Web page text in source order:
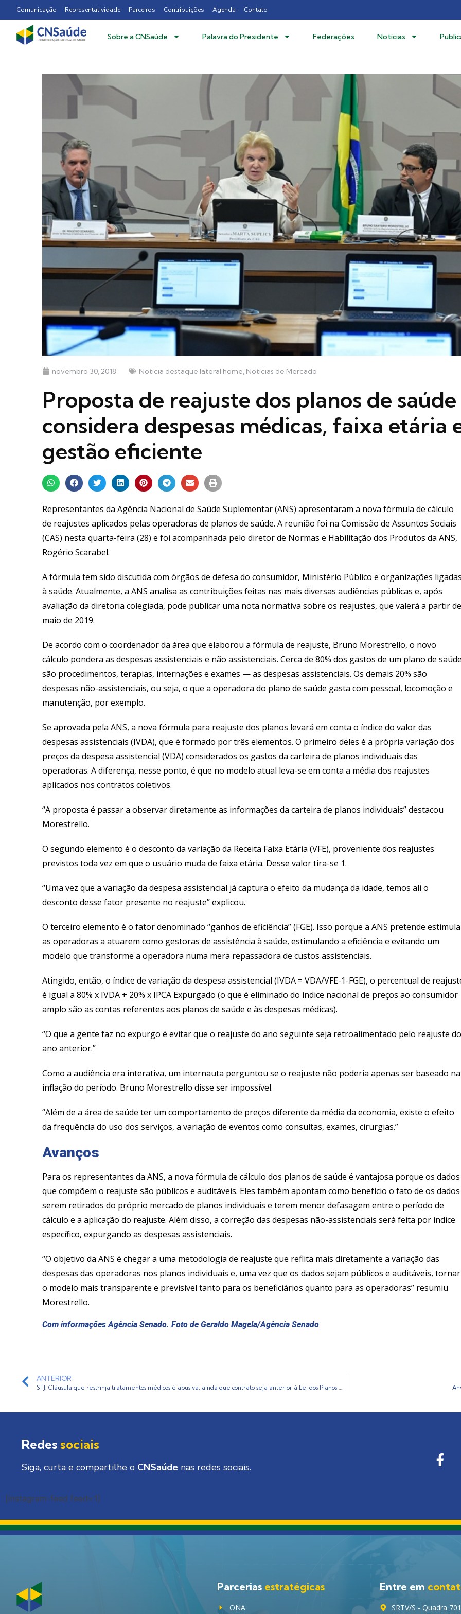
Comunicação Representatividade Parceiros Contribuições Agenda Contato
Sobre a CNSaúde Palavra do Presidente Federações Notícias
novembro 30, 2018 Notícia destaque lateral home, Notícias de Mercado
Proposta de reajuste dos planos de saúde
considera despesas médicas, faixa etária
gestão eficiente
Representantes da Agência Nacional de Saúde Suplementar (ANS) apresentaram a nova fórmula de cálculo
de reajustes aplicados pelas operadoras de planos de saúde. A reunião foi na Comissão de Assuntos Sociais
(CAS) nesta quarta-feira (28) e foi acompanhada pelo diretor de Normas e Habilitação dos Produtos da ANS,
Rogério Scarabel.
A fórmula tem sido discutida com órgãos de defesa do consumidor, Ministério Público e organizações ligadas
à saúde. Atualmente, a ANS analisa as contribuições feitas nas mais diversas audiências públicas e, após
avaliação da diretoria colegiada, pode publicar uma nota normativa sobre os reajustes, que valerá a partir de
maio de 2019.
De acordo com o coordenador da área que elaborou a fórmula de reajuste, Bruno Morestrello, o novo
cálculo pondera as despesas assistenciais e não assistenciais. Cerca de 80% dos gastos de um plano de saúde
são procedimentos, terapias, internações e exames — as despesas assistenciais. Os demais 20% são
despesas não-assistenciais, ou seja, o que a operadora do plano de saúde gasta com pessoal, locomoção e
manutenção, por exemplo.
Se aprovada pela ANS, a nova fórmula para reajuste dos planos levará em conta o índice do valor das
despesas assistenciais (IVDA), que é formado por três elementos. O primeiro deles é a própria variação dos
preços da despesa assistencial (VDA) considerados os gastos da carteira de planos individuais das
operadoras. A diferença, nesse ponto, é que no modelo atual leva-se em conta a média dos reajustes
aplicados nos contratos coletivos.
“A proposta é passar a observar diretamente as informações da carteira de planos individuais” destacou
Morestrello.
O segundo elemento é o desconto da variação da Receita Faixa Etária (VFE), proveniente dos reajustes
previstos toda vez em que o usuário muda de faixa etária. Desse valor tira-se 1.
“Uma vez que a variação da despesa assistencial já captura o efeito da mudança da idade, temos ali o
desconto desse fator presente no reajuste” explicou.
O terceiro elemento é o fator denominado “ganhos de eficiência” (FGE). Isso porque a ANS pretende
as operadoras a atuarem como gestoras de assistência à saúde, estimulando a eficiência e evitando um
modelo que transforme a operadora numa mera repassadora de custos assistenciais.
Atingido, então, o índice de variação da despesa assistencial (IVDA = VDA/VFE-1-FGE), o percentual de
é igual a 80% x IVDA + 20% x IPCA Expurgado (o que é eliminado do índice nacional de preços ao consumidor
amplo são as contas referentes aos planos de saúde e às despesas médicas).
“O que a gente faz no expurgo é evitar que o reajuste do ano seguinte seja retroalimentado pelo reajuste do
ano anterior.”
Como a audiência era interativa, um internauta perguntou se o reajuste não poderia apenas ser baseado na
inflação do período. Bruno Morestrello disse ser impossível.
“Além de a área de saúde ter um comportamento de preços diferente da média da economia, existe o efeito
da frequência do uso dos serviços, a variação de eventos como consultas, exames, cirurgias.”
Avanços
Para os representantes da ANS, a nova fórmula de cálculo dos planos de saúde é vantajosa porque os dados
que compõem o reajuste são públicos e auditáveis. Eles também apontam como benefício o fato de os dados
serem retirados do próprio mercado de planos individuais e terem menor defasagem entre o período de
cálculo e a aplicação do reajuste. Além disso, a correção das despesas não-assistenciais será feita por índice
específico, expurgando as despesas assistenciais.
“O objetivo da ANS é chegar a uma metodologia de reajuste que reflita mais diretamente a variação das
despesas das operadoras nos planos individuais e, uma vez que os dados sejam públicos e auditáveis, tornar
o modelo mais transparente e previsível tanto para os beneficiários quanto para as operadoras” resumiu
Morestrello.
Com informações Agência Senado. Foto de Geraldo Magela/Agência Senado
ANTERIOR
Redes sociais
Siga, curta e compartilhe o CNSaúde nas redes sociais.
[instagram-feed feed=1]
Parcerias estratégicas
ONA
Entre em
SRTV/S - Quadra